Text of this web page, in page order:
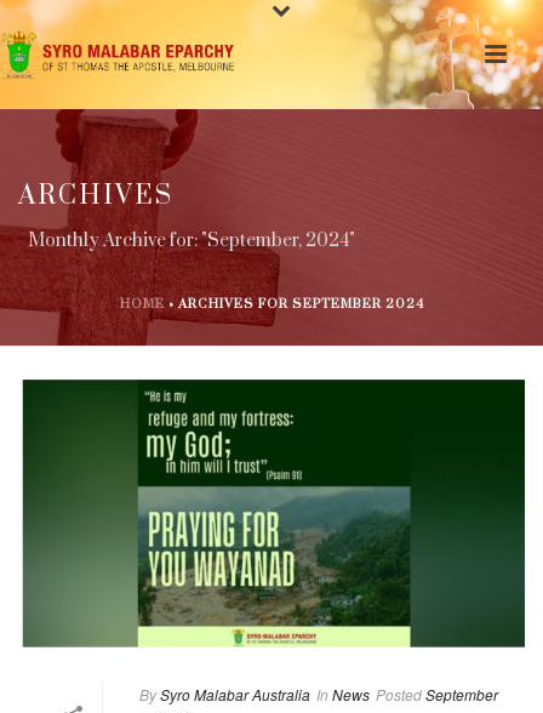
ARCHIVES
Monthly Archive for: "September, 2024"
HOME »ARCHIVES FOR SEPTEMBER 2024
BySyro Malabar Australia In News PostedSeptember